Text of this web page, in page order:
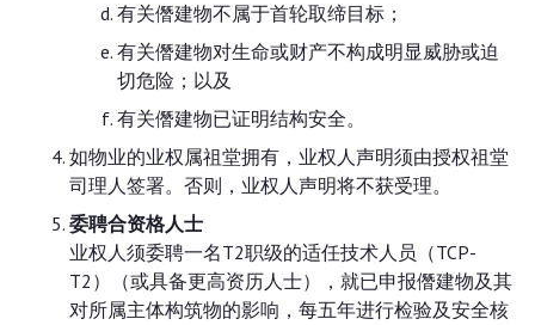
有关僭建物不属于首轮取缔目标；
有关僭建物对生命或财产不构成明显威胁或迫
切危险；以及
有关僭建物已证明结构安全。
如物业的业权属祖堂拥有，业权人声明须由授权祖堂
司理人签署。否则，业权人声明将不获受理。
委聘合资格人士
业权人须委聘一名T2职级的适任技术人员（TCP-
T2）（或具备更高资历人士），就已申报僭建物及其
对所属主体构筑物的影响，每五年进行检验及安全核